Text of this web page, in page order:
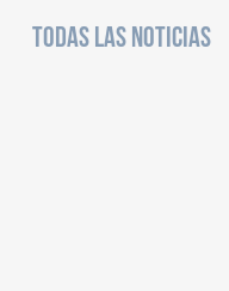
TODAS LAS NOTICIAS